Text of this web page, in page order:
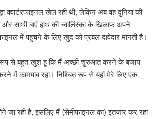
क्वार्टरफाइनल खेल रही थी, लेकिन अब वह दुनिया की
और साथी बाएं हाथ की च्वालिंस्का के खिलाफ अपने
में पहुंचने के लिए खुद को प्रबल दावेदार मानती है।
रूप से बहुत खुश हूं कि मैं अच्छी शुरुआत करने के बजाय
में कामयाब रहा। निश्चित रूप से यहां मेरे लिए एक
जा रही है, इसलिए मैं (सेमीफाइनल का) इंतजार कर रहा